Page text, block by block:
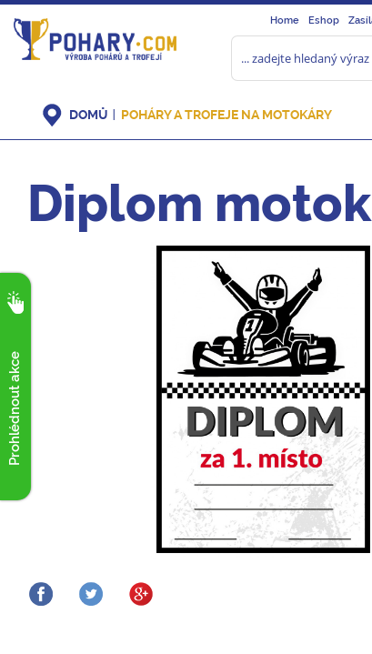
Home Eshop
Prohlédnout akce
DOMŮ POHÁRY A TROFEJE NA MOTOKÁRY
Diplom